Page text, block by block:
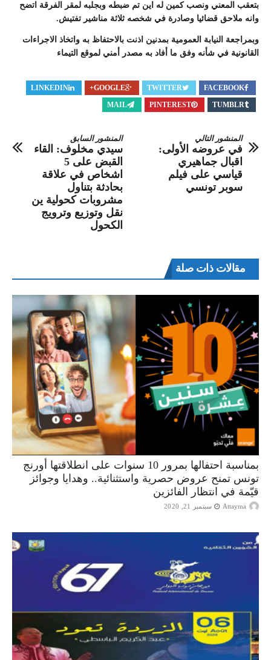
بتعقب المعني ونصب كمين له اين تم ضبطه وبجلبه لمقر الفرقة اتضح
وانه ملاحق قضائيا وصادرة في شخصه ثلاثة مناشير تفتيش.
وبمراجعة النيابة العمومية بمدنين اذنت بالاحتفاظ به واتخاذ الاجراءات
القانونية في شأنه وفق ما أفاد به مصدر أمني لموقع التيماء
FACEBOOK
TWITTER
GOOGLE+
LINKEDIN
TUMBLR
PINTEREST
MAIL
المنشور السابق
سيدي مخلوف: القاء
القبض على 5
اشخاص في علاقة
بحادثة بتناول
مشروبات كحولية ين
نقل وتوزيع وترويج
الكحول
المنشور التالي
في عروضه الأولى:
اقبال جماهيري
قياسي على فيلم
سوبر تونسي
مقالات ذات صلة
بمناسبة احتفالها بمرور 10 سنوات على انطلاقتها أورنج
تونس تمنح عروض حصرية واستثنائية.. وهدايا وجوائز
قيّمة في انتظار الفائزين
Attayma سبتمبر 21, 2020